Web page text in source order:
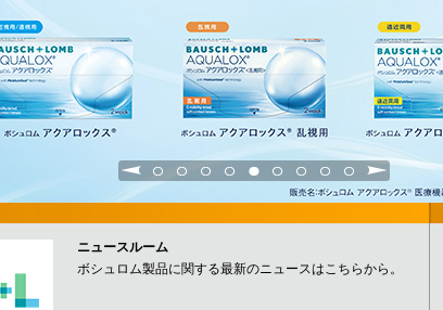
1 2 3 4 5 6 7 8 9
ニュースルーム
ボシュロム製品に関する最新のニュースはこちらから。